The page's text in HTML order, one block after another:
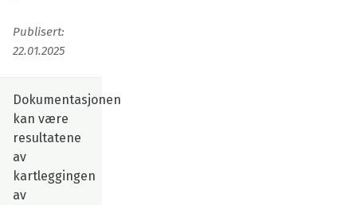
Publisert:
22.01.2025
Dokumentasjonen
kan være
resultatene
av
kartleggingen
av